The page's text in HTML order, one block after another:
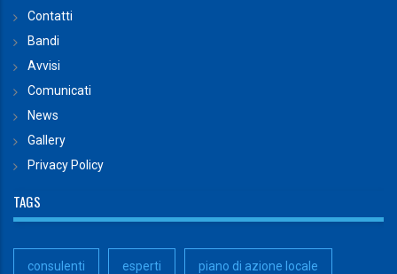
Contatti
Bandi
Avvisi
Comunicati
News
Gallery
Privacy Policy
TAGS
consulenti esperti piano di azione locale